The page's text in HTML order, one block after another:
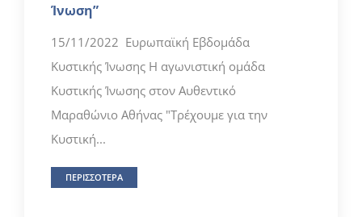
Ίνωση”
15/11/2022 Ευρωπαϊκή Εβδομάδα
Κυστικής Ίνωσης Η αγωνιστική ομάδα
Κυστικής Ίνωσης στον Αυθεντικό
Μαραθώνιο Αθήνας "Τρέχουμε για την
Κυστική...
ΠΕΡΙΣΣΟΤΕΡΑ